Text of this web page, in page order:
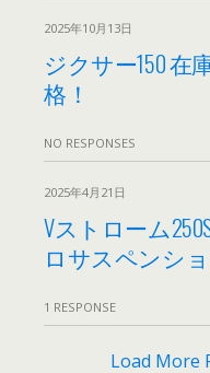
2025年10月13日
ジクサー150 在
格！
NO RESPONSES
2025年4月21日
Vストローム
ロサスペンシ
1 RESPONSE
Load More